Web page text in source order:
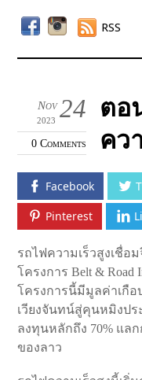
RSS
24
Nov
2023
0 Comments
ตอ
คว
Facebook
Pinterest
รถไฟความเร็วสูงเชื่อ
โครงการ Belt & Road
โครงการนี้มีมูลค่าเกื
เวียงจันทน์สู่คุนหมิงปร
ลงทุนหลักถึง 70% แล
ของลาว